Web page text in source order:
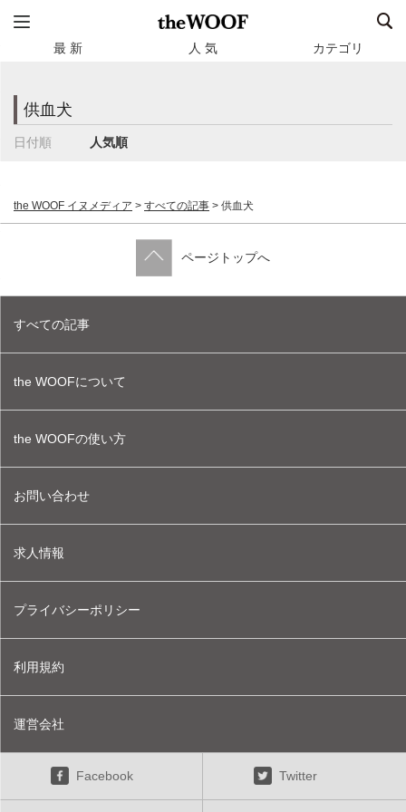
最 新 人 気 カテゴリ
供血犬
日付順 人気順
the WOOF イヌメディア > すべての記事 > 供血犬
ページトップへ
すべての記事
the WOOFについて
the WOOFの使い方
お問い合わせ
求人情報
プライバシーポリシー
利用規約
運営会社
Facebook Twitter